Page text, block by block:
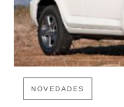
NOVEDADES